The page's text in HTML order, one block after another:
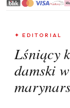
✦ EDITORIAL
Lśniący
damski